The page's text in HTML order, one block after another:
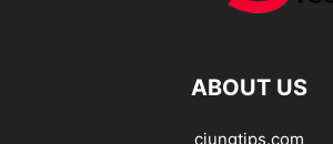
ABOUT US
ciungtips.com